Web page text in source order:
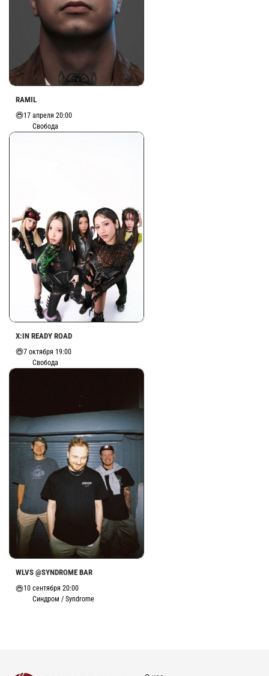
RAMIL
17 апреля 20:00
Свобода
X:IN READY ROAD
7 октября 19:00
Свобода
WLVS @SYNDROME BAR
10 сентября 20:00
Синдром / Syndrome